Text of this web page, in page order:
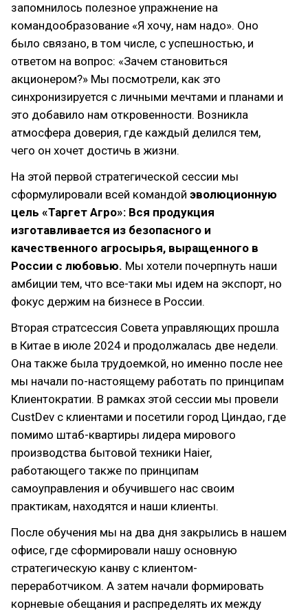
запомнилось полезное упражнение на
командообразование «Я хочу, нам надо». Оно
было связано, в том числе, с успешностью, и
ответом на вопрос: «Зачем становиться
акционером?» Мы посмотрели, как это
синхронизируется с личными мечтами и планами и
это добавило нам откровенности. Возникла
атмосфера доверия, где каждый делился тем,
чего он хочет достичь в жизни.
На этой первой стратегической сессии мы
сформулировали всей командой эволюционную
цель «Таргет Агро»: Вся продукция
изготавливается из безопасного и
качественного агросырья, выращенного в
России с любовью. Мы хотели почерпнуть наши
амбиции тем, что все-таки мы идем на экспорт, но
фокус держим на бизнесе в России.
Вторая стратсессия Совета управляющих прошла
в Китае в июле 2024 и продолжалась две недели.
Она также была трудоемкой, но именно после нее
мы начали по-настоящему работать по принципам
Клиентократии. В рамках этой сессии мы провели
CustDev с клиентами и посетили город Циндао, где
помимо штаб-квартиры лидера мирового
производства бытовой техники Haier,
работающего также по принципам
самоуправления и обучившего нас своим
практикам, находятся и наши клиенты.
После обучения мы на два дня закрылись в нашем
офисе, где сформировали нашу основную
стратегическую канву с клиентом-
переработчиком. А затем начали формировать
корневые обещания и распределять их между